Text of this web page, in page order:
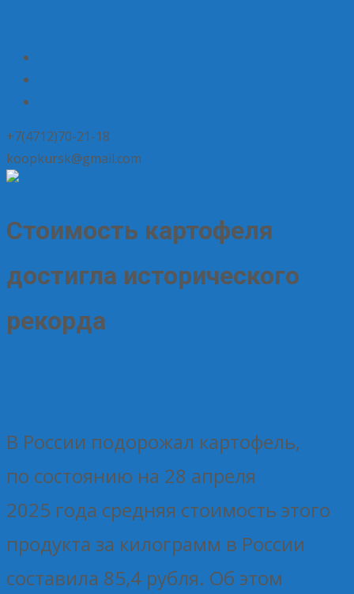
+7(4712)70-21-18
koopkursk@gmail.com
Стоимость картофеля
достигла исторического
рекорда
В России подорожал картофель,
по состоянию на 28 апреля
2025 года средняя стоимость этого
продукта за килограмм в России
составила 85,4 рубля. Об этом